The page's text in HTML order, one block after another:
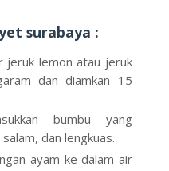
surabaya :
jeruk lemon atau jeruk
dan diamkan 15
bumbu yang
dan lengkuas.
ayam ke dalam air